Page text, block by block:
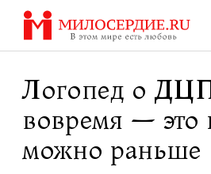
Перейти
содержанию
Логопед о
вовремя — это
можно раньше